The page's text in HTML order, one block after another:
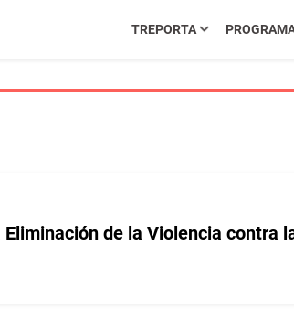
TREPORTA
de la Violencia contra